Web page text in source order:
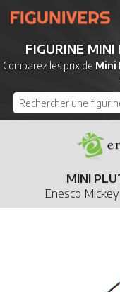
FIGURINE
Comparez les prix de Mini
MINI
Enesco